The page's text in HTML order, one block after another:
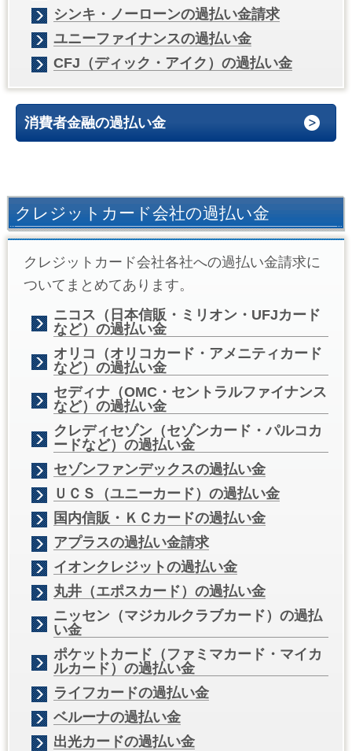
シンキ・ノーローンの過払い金請求
ユニーファイナンスの過払い金
CFJ（ディック・アイク）の過払い金
消費者金融の過払い金
クレジットカード会社の過払い金
クレジットカード会社各社への過払い金請求に
ついてまとめてあります。
ニコス（日本信販・ミリオン・UFJカード
など）の過払い金
オリコ（オリコカード・アメニティカード
など）の過払い金
セディナ（OMC・セントラルファイナンス
など）の過払い金
クレディセゾン（セゾンカード・パルコカ
ードなど）の過払い金
セゾンファンデックスの過払い金
ＵＣＳ（ユニーカード）の過払い金
国内信販・ＫＣカードの過払い金
アプラスの過払い金請求
イオンクレジットの過払い金
丸井（エポスカード）の過払い金
ニッセン（マジカルクラブカード）の過払
い金
ポケットカード（ファミマカード・マイカ
ルカード）の過払い金
ライフカードの過払い金
ベルーナの過払い金
出光カードの過払い金